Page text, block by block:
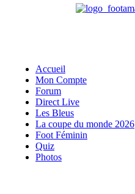
Accueil
Mon Compte
Forum
Direct Live
Les Bleus
La coupe du monde 2026
Foot Féminin
Quiz
Photos